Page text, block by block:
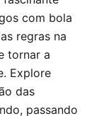
com bola
regras na
tornar a
Explore
das
passando